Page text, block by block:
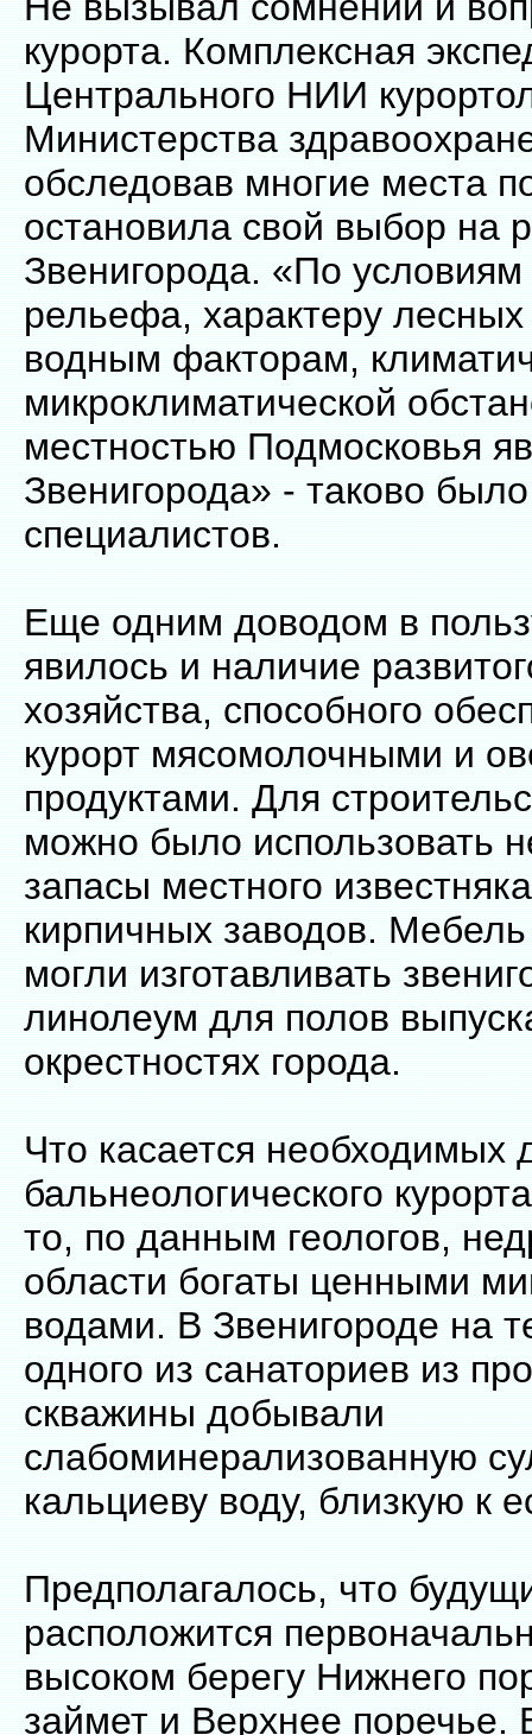
курорта. Комплексная
Центрального НИИ
Министерства
обследовав многие места
остановила свой выбор на
Звенигорода. «По
рельефа, характеру
водным факторам,
микроклиматической
местностью Подмосковья
Звенигорода» - таково
специалистов.
Еще одним доводом в
явилось и наличие
хозяйства, способного
курорт мясомолочными и
продуктами. Для
можно было использовать
запасы местного
кирпичных заводов.
могли изготавливать
линолеум для полов
окрестностях города.
Что касается необходимых
бальнеологического
то, по данным геологов,
области богаты ценными
водами. В Звенигороде на
одного из санаториев из
скважины добывали
слабоминерализованную
кальциеву воду, близкую к
Предполагалось, что
расположится
высоком берегу Нижнего
займет и Верхнее